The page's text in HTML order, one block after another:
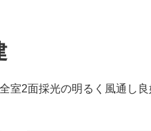
室2面採光の明るく風通し